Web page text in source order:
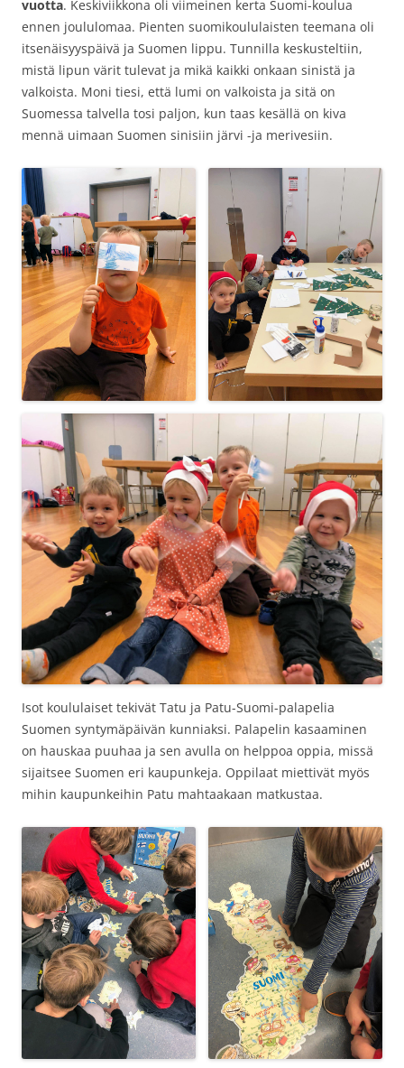
vuotta. Keskiviikkona oli viimeinen kerta Suomi-koulua
ennen joululomaa. Pienten suomikoululaisten teemana oli
itsenäisyyspäivä ja Suomen lippu. Tunnilla keskusteltiin,
mistä lipun värit tulevat ja mikä kaikki onkaan sinistä ja
valkoista. Moni tiesi, että lumi on valkoista ja sitä on
Suomessa talvella tosi paljon, kun taas kesällä on kiva
mennä uimaan Suomen sinisiin järvi -ja merivesiin.
Isot koululaiset tekivät Tatu ja Patu-Suomi-palapelia
Suomen syntymäpäivän kunniaksi. Palapelin kasaaminen
on hauskaa puuhaa ja sen avulla on helppoa oppia, missä
sijaitsee Suomen eri kaupunkeja. Oppilaat miettivät myös
mihin kaupunkeihin Patu mahtaakaan matkustaa.